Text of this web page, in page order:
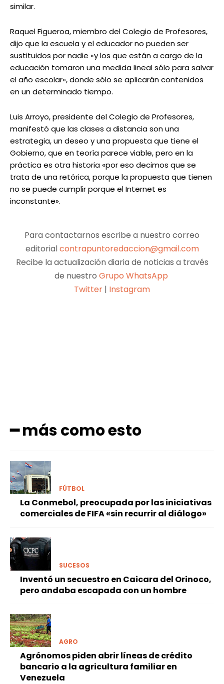
similar.
Raquel Figueroa, miembro del Colegio de Profesores,
dijo que la escuela y el educador no pueden ser
sustituidos por nadie «y los que están a cargo de la
educación tomaron una medida lineal sólo para salvar
el año escolar», donde sólo se aplicarán contenidos
en un determinado tiempo.
Luis Arroyo, presidente del Colegio de Profesores,
manifestó que las clases a distancia son una
estrategia, un deseo y una propuesta que tiene el
Gobierno, que en teoría parece viable, pero en la
práctica es otra historia «por eso decimos que se
trata de una retórica, porque la propuesta que tienen
no se puede cumplir porque el Internet es
inconstante».
Para contactarnos escribe a nuestro correo
editorialcontrapuntoredaccion@gmail.com
Recibe la actualización diaria de noticias a través
de nuestro Grupo WhatsApp
Twitter | Instagram
━ más como esto
FÚTBOL
La Conmebol, preocupada por las iniciativas
comerciales de FIFA «sin recurrir al diálogo»
SUCESOS
Inventó un secuestro en Caicara del Orinoco,
pero andaba escapada con un hombre
AGRO
Agrónomos piden abrir líneas de crédito
bancario a la agricultura familiar en
Venezuela